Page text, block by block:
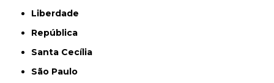
Liberdade
República
Santa Cecília
São Paulo